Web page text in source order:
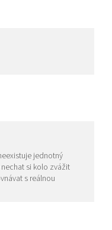
jednotný
si kolo zvážit
s reálnou